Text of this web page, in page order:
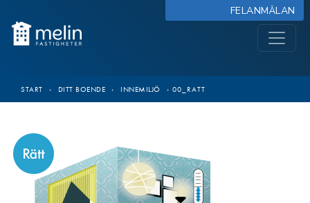
FELANMÄLAN
START › DITT BOENDE › INNEMILJÖ › 00_RATT